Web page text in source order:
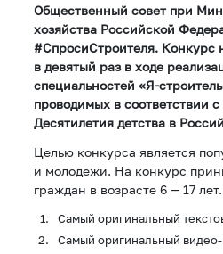
Общественный совет при
хозяйства Российской
#СпросиСтроителя. Конкурс
в девятый раз в ходе
специальностей «Я-
проводимых в соответствии
Десятилетия детства в
Целью конкурса является
и молодежи. На конкурс
граждан в возрасте 6 — 17
Самый оригинальный
Самый оригинальный